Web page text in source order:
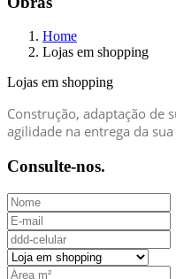
Home
Lojas em shopping
Lojas em shopping
Construção, adaptação de
agilidade na entrega da
Consulte-nos.